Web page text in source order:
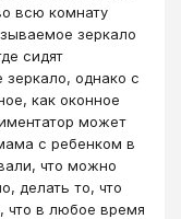
всю комнату
зеркало
сидят
однако с
как оконное
может
с ребенком в
что можно
делать то, что
что в любое время